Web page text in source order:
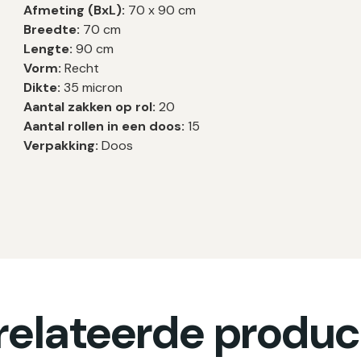
Afmeting (BxL): 70 x 90 cm
Breedte: 70 cm
Lengte: 90 cm
Vorm: Recht
Dikte: 35 micron
Aantal zakken op rol: 20
Aantal rollen in een doos:15
Verpakking: Doos